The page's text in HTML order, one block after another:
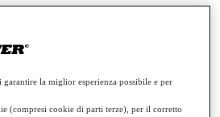
la miglior esperienza possibile e per
(compresi cookie di parti terze), per il corretto